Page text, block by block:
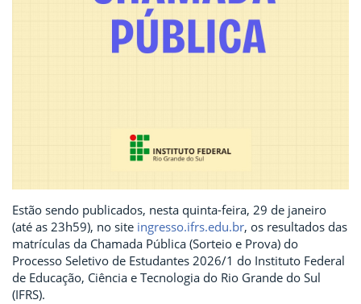
Estão sendo publicados, nesta quinta-feira, 29 de janeiro
(até as 23h59), no site ingresso.ifrs.edu.br, os resultados das
matrículas da Chamada Pública (Sorteio e Prova) do
Processo Seletivo de Estudantes 2026/1 do Instituto Federal
de Educação, Ciência e Tecnologia do Rio Grande do Sul
(IFRS).